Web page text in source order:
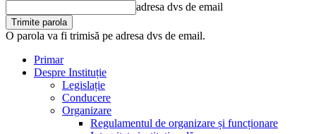
adresa dvs de email
O parola va fi trimisă pe adresa dvs de email.
Primar
Despre Instituție
Legislație
Conducere
Organizare
Regulamentul de organizare și funcționare